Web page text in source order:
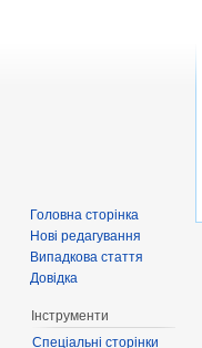
Головна сторінка
Нові редагування
Випадкова стаття
Довідка
Інструменти
Спеціальні сторінки